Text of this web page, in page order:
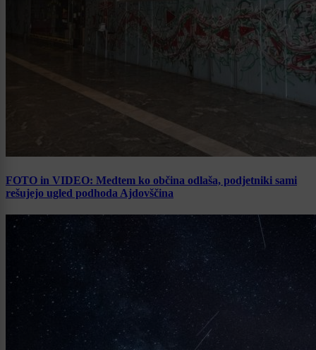
FOTO in VIDEO: Medtem ko občina odlaša, podjetniki sami
rešujejo ugled podhoda Ajdovščina